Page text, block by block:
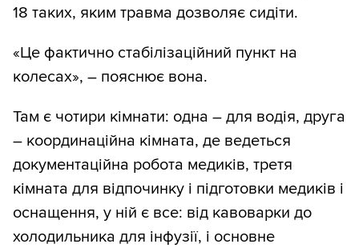
18 таких, яким травма дозволяє сидіти.
«Це фактично стабілізаційний пункт на
колесах», – пояснює вона.
Там є чотири кімнати: одна – для водія, друга
– координаційна кімната, де ведеться
документаційна робота медиків, третя
кімната для відпочинку і підготовки медиків і
оснащення, у ній є все: від кавоварки до
холодильника для інфузії, і основне